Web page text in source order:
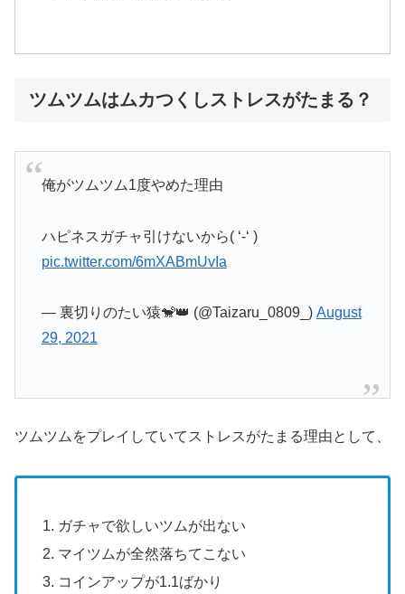
ツムツムはムカつくしストレスがたまる？
俺がツムツム1度やめた理由
ハピネスガチャ引けないから( ‘-‘ )
pic.twitter.com/6mXABmUvIa
— 裏切りのたい猿🐒👑 (@Taizaru_0809_) August
29, 2021
ツムツムをプレイしていてストレスがたまる理由として、
ガチャで欲しいツムが出ない
マイツムが全然落ちてこない
コインアップが1.1ばかり